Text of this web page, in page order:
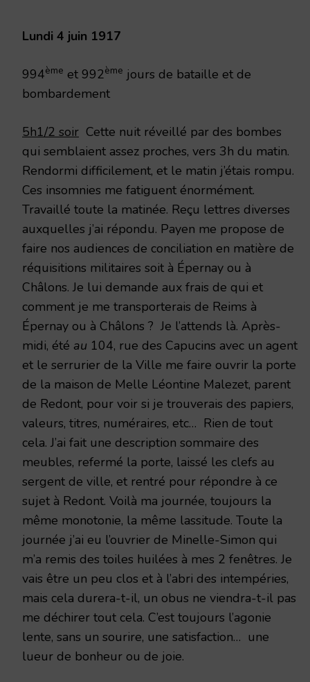
Lundi 4 juin 1917
994ème et 992ème jours de bataille et de
bombardement
5h1/2 soir Cette nuit réveillé par des bombes
qui semblaient assez proches, vers 3h du matin.
Rendormi difficilement, et le matin j’étais rompu.
Ces insomnies me fatiguent énormément.
Travaillé toute la matinée. Reçu lettres diverses
auxquelles j’ai répondu. Payen me propose de
faire nos audiences de conciliation en matière de
réquisitions militaires soit à Épernay ou à
Châlons. Je lui demande aux frais de qui et
comment je me transporterais de Reims à
Épernay ou à Châlons ? Je l’attends là. Après-
midi, été au 104, rue des Capucins avec un agent
et le serrurier de la Ville me faire ouvrir la porte
de la maison de Melle Léontine Malezet, parent
de Redont, pour voir si je trouverais des papiers,
valeurs, titres, numéraires, etc… Rien de tout
cela. J’ai fait une description sommaire des
meubles, refermé la porte, laissé les clefs au
sergent de ville, et rentré pour répondre à ce
sujet à Redont. Voilà ma journée, toujours la
même monotonie, la même lassitude. Toute la
journée j’ai eu l’ouvrier de Minelle-Simon qui
m’a remis des toiles huilées à mes 2 fenêtres. Je
vais être un peu clos et à l’abri des intempéries,
mais cela durera-t-il, un obus ne viendra-t-il pas
me déchirer tout cela. C’est toujours l’agonie
lente, sans un sourire, une satisfaction… une
lueur de bonheur ou de joie.